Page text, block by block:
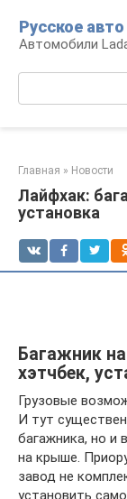
контенту
Русское авто
Автомобили
Главная » Новости
Лайфхак:
установка
Багажник
хэтчбек,
Грузовые
И тут
багажника, но и
на крыше.
завод не
установить